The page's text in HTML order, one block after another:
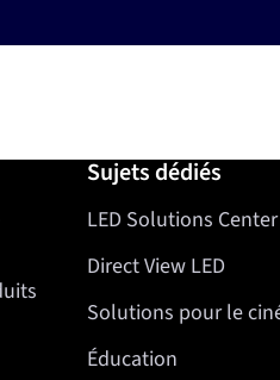
/ Aide
Sujets dédiés
LED Solutions Center
Direct View LED
Solutions pour le
Éducation